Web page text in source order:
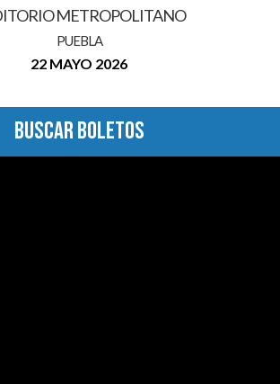
METROPOLITANO
PUEBLA
22 MAYO 2026
BUSCAR BOLETOS